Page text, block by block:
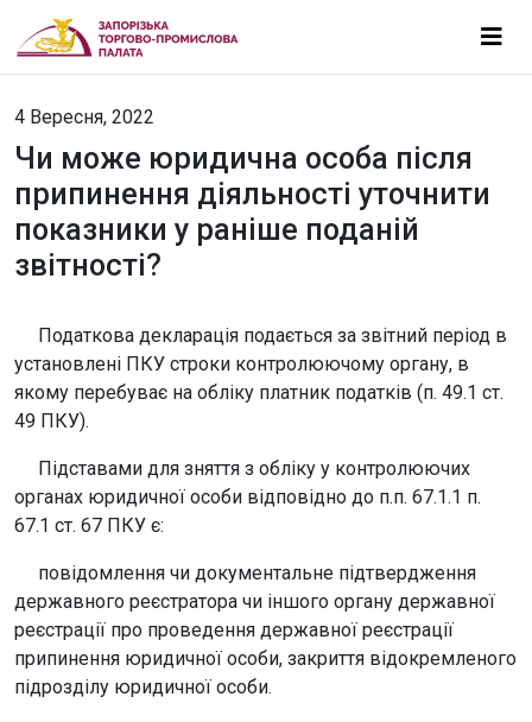
4 Вересня, 2022
Чи може юридична особа після
припинення діяльності уточнити
показники у раніше поданій
звітності?
Податкова декларація подається за звітний період в
установлені ПКУ строки контролюючому органу, в
якому перебуває на обліку платник податків (п. 49.1 ст.
49 ПКУ).
Підставами для зняття з обліку у контролюючих
органах юридичної особи відповідно до п.п. 67.1.1 п.
67.1 ст. 67 ПКУ є:
повідомлення чи документальне підтвердження
державного реєстратора чи іншого органу державної
реєстрації про проведення державної реєстрації
припинення юридичної особи, закриття відокремленого
підрозділу юридичної особи.